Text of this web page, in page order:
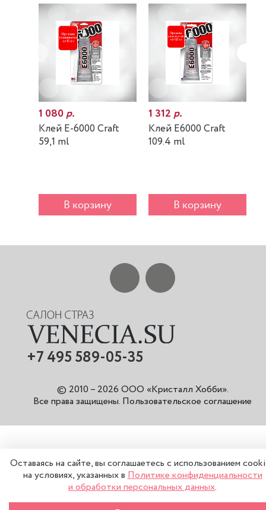
1 080р.
Клей E-6000 Craft
59,1 ml
В корзину
1 312р.
Клей E6000 Craft
109.4 ml
В корзину
+7 495 589-05-35
© 2010 – 2026 ООО «Кристалл Хобби».
Все права защищены. Пользовательское соглашение
Оставаясь на сайте, вы соглашаетесь с использованием
на условиях, указанных вПолитике конфиденциальности
и обработки персональных данных.